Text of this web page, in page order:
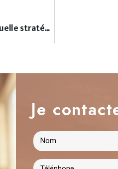
Acheter, vendre ou louer au Parc Berthault Ajaccio : quelle stratégie adopter ?
Je